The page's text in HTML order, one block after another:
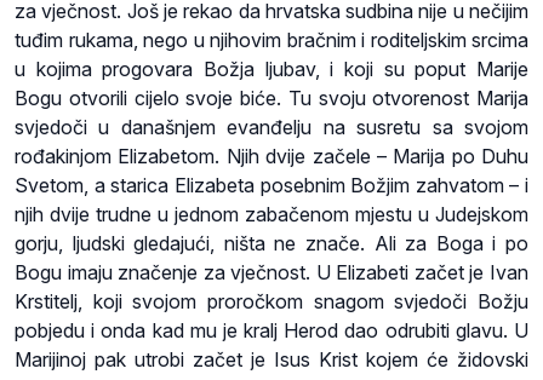
za vječnost. Još je rekao da hrvatska sudbina nije u nečijim
tuđim rukama, nego u njihovim bračnim i roditeljskim srcima
u kojima progovara Božja ljubav, i koji su poput Marije
Bogu otvorili cijelo svoje biće. Tu svoju otvorenost Marija
svjedoči u današnjem evanđelju na susretu sa svojom
rođakinjom Elizabetom. Njih dvije začele – Marija po Duhu
Svetom, a starica Elizabeta posebnim Božjim zahvatom – i
njih dvije trudne u jednom zabačenom mjestu u Judejskom
gorju, ljudski gledajući, ništa ne znače. Ali za Boga i po
Bogu imaju značenje za vječnost. U Elizabeti začet je Ivan
Krstitelj, koji svojom proročkom snagom svjedoči Božju
pobjedu i onda kad mu je kralj Herod dao odrubiti glavu. U
Marijinoj pak utrobi začet je Isus Krist kojem će židovski